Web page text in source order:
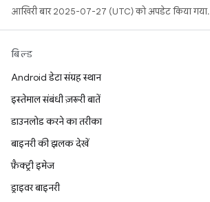
आखिरी बार 2025-07-27 (UTC) को अपडेट किया गया.
बिल्ड
Android डेटा संग्रह स्थान
इस्तेमाल संबंधी ज़रूरी बातें
डाउनलोड करने का तरीका
बाइनरी की झलक देखें
फ़ैक्ट्री इमेज
ड्राइवर बाइनरी